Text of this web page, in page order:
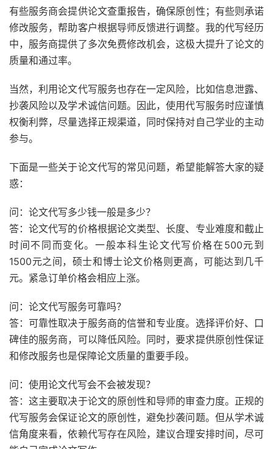
有些服务商会提供论文查重报告，确保原创性；有些则承诺
修改服务，帮助客户根据导师反馈进行调整。我的代写经历
中，服务商提供了多次免费修改机会，这极大提升了论文的
质量和通过率。
当然，利用论文代写服务也存在一定风险，比如信息泄露、
抄袭风险以及学术诚信问题。因此，使用代写服务时应谨慎
权衡利弊，尽量选择正规渠道，同时保持对自己学业的主动
参与。
下面是一些关于论文代写的常见问题，希望能解答大家的疑
惑：
问：论文代写多少钱一般是多少？
答：论文代写的价格根据论文类型、长度、专业难度和截止
时间不同而变化。一般本科生论文代写价格在500元到
1500元之间，硕士和博士论文价格则更高，可能达到几千
元。紧急订单价格会相应上涨。
问：论文代写服务可靠吗？
答：可靠性取决于服务商的信誉和专业度。选择评价好、口
碑佳的服务商，可以降低风险。同时，要求提供原创性保证
和修改服务也是保障论文质量的重要手段。
问：使用论文代写会不会被发现？
答：这主要取决于论文的原创性和导师的审查力度。正规的
代写服务会保证论文的原创性，避免抄袭问题。但从学术诚
信角度来看，依赖代写存在风险，建议合理安排时间，尽可